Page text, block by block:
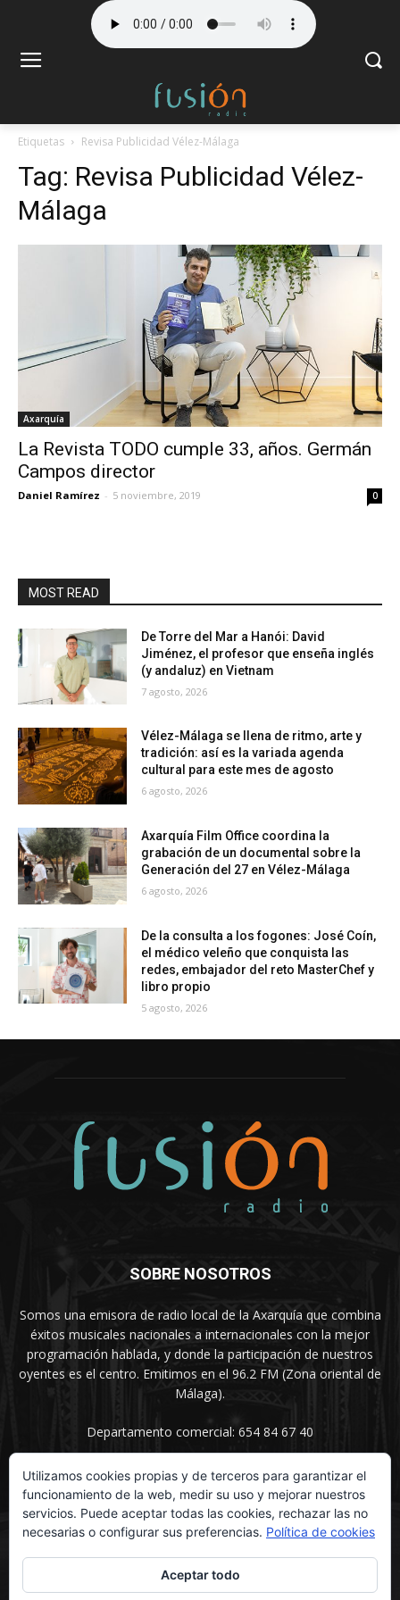
Etiquetas Revisa Publicidad Vélez-Málaga
Tag: Revisa Publicidad Vélez-
Málaga
Axarquía
La Revista TODO cumple 33, años. Germán
Campos director
Daniel Ramírez - 5 noviembre, 2019 0
MOST READ
De Torre del Mar a Hanói: David
Jiménez, el profesor que enseña inglés
(y andaluz) en Vietnam
7 agosto, 2026
Vélez-Málaga se llena de ritmo, arte y
tradición: así es la variada agenda
cultural para este mes de agosto
6 agosto, 2026
Axarquía Film Office coordina la
grabación de un documental sobre la
Generación del 27 en Vélez-Málaga
6 agosto, 2026
De la consulta a los fogones: José Coín,
el médico veleño que conquista las
redes, embajador del reto MasterChef y
libro propio
5 agosto, 2026
SOBRE NOSOTROS
Somos una emisora de radio local de la Axarquía que combina
éxitos musicales nacionales a internacionales con la mejor
programación hablada, y donde la participación de nuestros
oyentes es el centro. Emitimos en el 96.2 FM (Zona oriental de
Málaga).
Departamento comercial: 654 84 67 40
SÍGUENOS
Utilizamos cookies propias y de terceros para garantizar el
funcionamiento de la web, medir su uso y mejorar nuestros
servicios. Puede aceptar todas las cookies, rechazar las no
necesarias o configurar sus preferencias. Política de cookies
Aceptar todo